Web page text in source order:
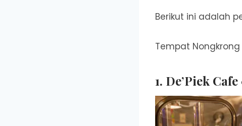
Berikut ini adalah
Tempat
1. De’Piek